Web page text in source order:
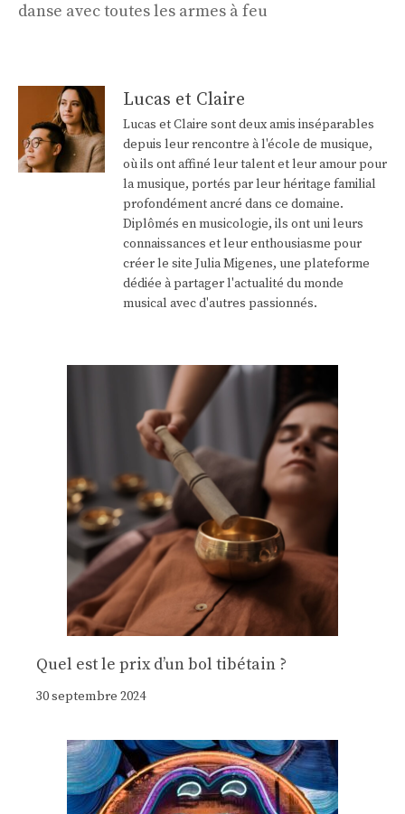
danse avec toutes les armes à feu
Lucas et Claire
Lucas et Claire sont deux amis inséparables
depuis leur rencontre à l'école de musique,
où ils ont affiné leur talent et leur amour pour
la musique, portés par leur héritage familial
profondément ancré dans ce domaine.
Diplômés en musicologie, ils ont uni leurs
connaissances et leur enthousiasme pour
créer le site Julia Migenes, une plateforme
dédiée à partager l'actualité du monde
musical avec d'autres passionnés.
Quel est le prix d’un bol tibétain ?
30 septembre 2024